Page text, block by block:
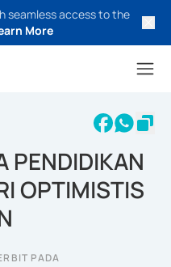
seamless access to the
More
PENDIDIKAN
OPTIMISTIS
PADA